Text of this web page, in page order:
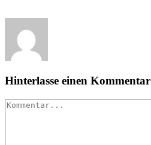
Hinterlasse einen Kommentar
Kommentar